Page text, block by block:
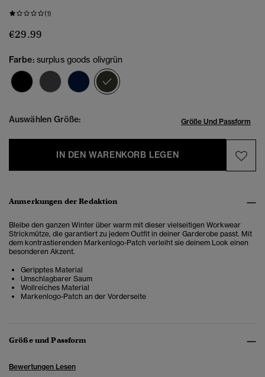
(1)
€29.99
Farbe: surplus goods olivgrün
Auswählen Größe: Größe Und Passform
IN DEN WARENKORB LEGEN
Anmerkungen der Redaktion
Bleibe den ganzen Winter über warm mit dieser vielseitigen Workwear
Strickmütze, die garantiert zu jedem Outfit in deiner Garderobe passt. Mit
dem kontrastierenden Markenlogo-Patch verleiht sie deinem Look einen
besonderen Akzent.
Geripptes Material
Umschlagbarer Saum
Wollreiches Material
Markenlogo-Patch an der Vorderseite
Größe und Passform
Bewertungen Lesen